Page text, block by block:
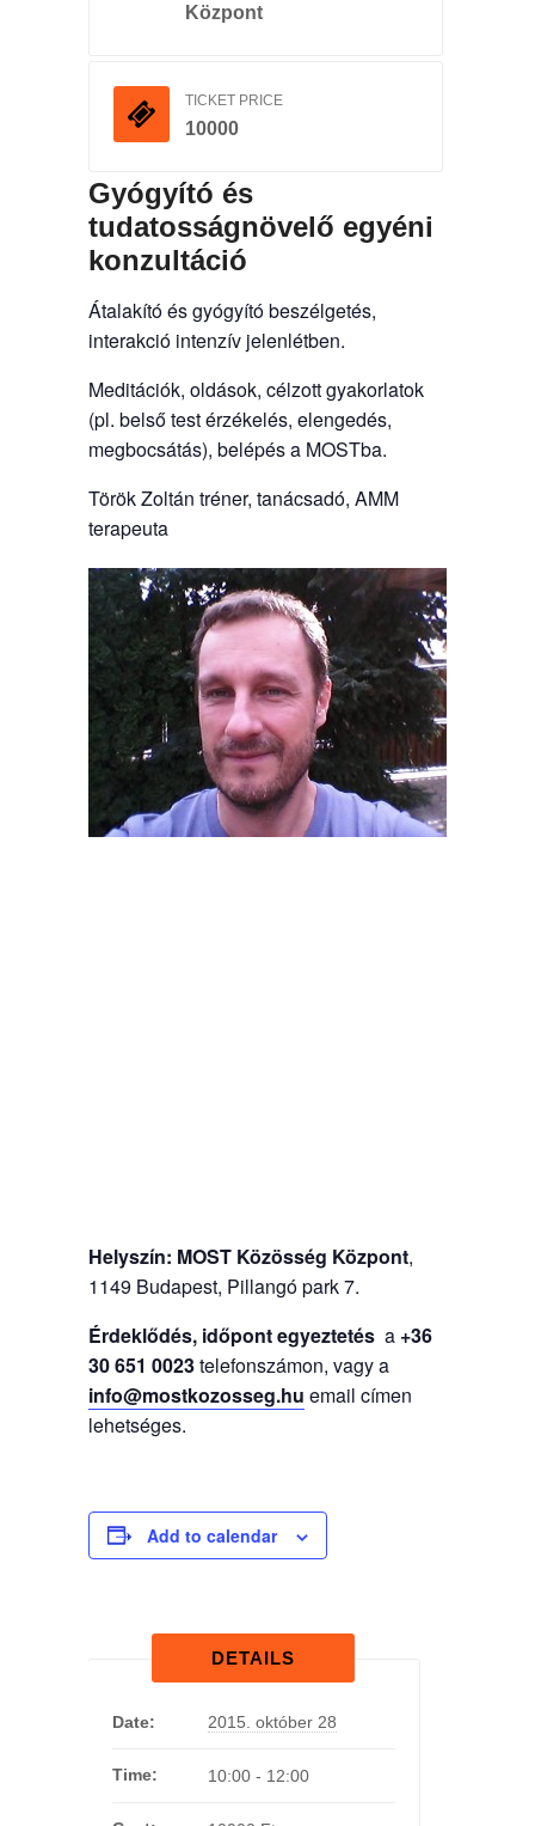
Központ
TICKET PRICE
10000
Gyógyító és
tudatosságnövelő egyéni
konzultáció
Átalakító és gyógyító beszélgetés,
interakció intenzív jelenlétben.
Meditációk, oldások, célzott gyakorlatok
(pl. belső test érzékelés, elengedés,
megbocsátás), belépés a MOSTba.
Török Zoltán tréner, tanácsadó, AMM
terapeuta
Helyszín: MOST Közösség Központ,
1149 Budapest, Pillangó park 7.
Érdeklődés, időpont egyeztetés a +36
30 651 0023telefonszámon, vagy a
info@mostkozosseg.hu email címen
lehetséges.
Add to calendar
DETAILS
Date: 2015. október 28
Time: 10:00 - 12:00